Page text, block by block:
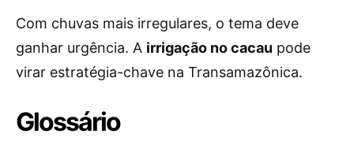
Com chuvas mais irregulares, o tema deve
ganhar urgência. A irrigação no cacau pode
virar estratégia-chave na Transamazônica.
Glossário